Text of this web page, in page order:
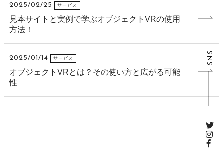
SNS
2025/02/25 サービス
見本サイトと実例で学ぶオブジェクトVRの使用
方法！
2025/01/14 サービス
オブジェクトVRとは？その使い方と広がる可能
性